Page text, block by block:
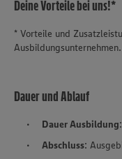
Deine Vorteile bei uns!*
* Vorteile und
Ausbildungsunternehmen.
Dauer und Ablauf
Dauer Ausbildung
Abschluss: